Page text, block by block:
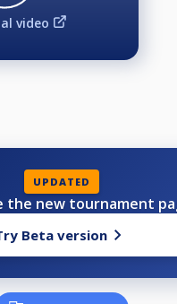
video
UPDATED
the new tournament
Beta version